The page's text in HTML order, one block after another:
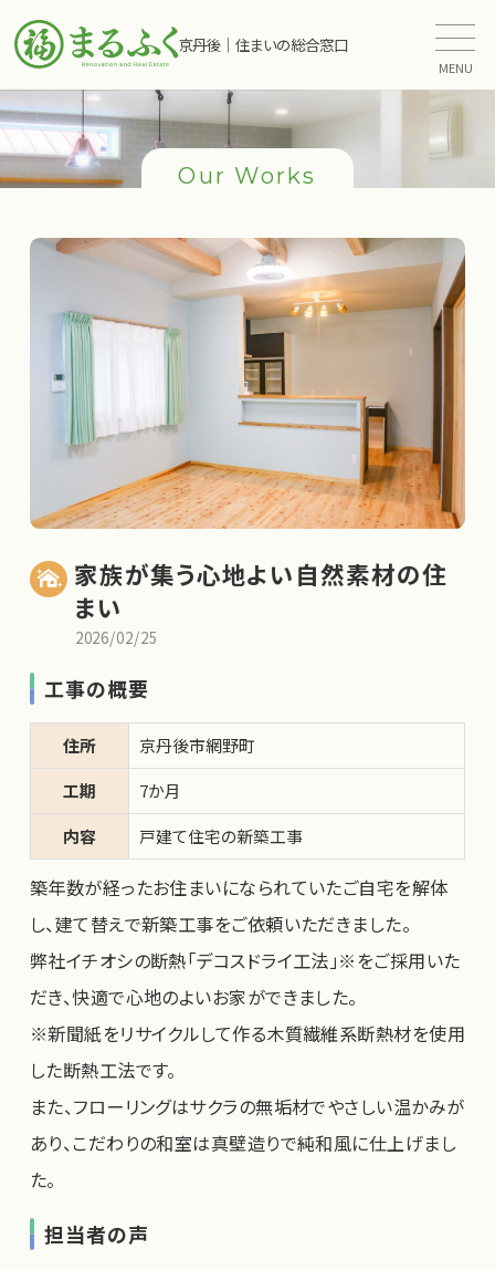
京丹後｜住まいの総合窓口
MENU
Our Works
家族が集う心地よい自然素材の住
まい
2026/02/25
工事の概要
住所
京丹後市網野町
工期
7か月
内容
戸建て住宅の新築工事
築年数が経ったお住まいになられていたご自宅を解体
し、建て替えで新築工事をご依頼いただきました。
弊社イチオシの断熱「デコスドライ工法」※をご採用いた
だき、快適で心地のよいお家ができました。
※新聞紙をリサイクルして作る木質繊維系断熱材を使用
した断熱工法です。
また、フローリングはサクラの無垢材でやさしい温かみが
あり、こだわりの和室は真壁造りで純和風に仕上げまし
た。
担当者の声